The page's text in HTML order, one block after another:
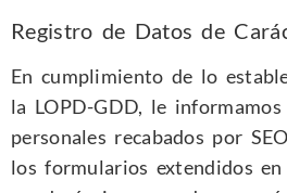
Registro de Datos de
En cumplimiento de lo
la LOPD-GDD, le
personales recabados por
los formularios extendidos en